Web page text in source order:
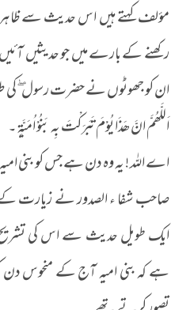
مؤلف کہتے ہیں اس حدیث سے ظاہر
رکھنے کے بارے میں جو حدیثیں آئیں
ان کو جھوٹوں نے حضرت رسول
اَللَّھُمَّ انَّ ھَذَا یُوْمَ تَبَرَکْتَ بِہ بَنُوْ اُمَیَّةِ ۔
اے اللہ ! یہ وہ دن ہے جس کو بنی
صاحب شفا ء الصدور نے زیارت کے
ایک طویل حدیث سے اس کی تشریح
ہے کہ بنی امیہ آج کے منحوس دن